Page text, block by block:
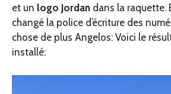
et un logo Jordan dans la raquette.
changé la police d’écriture des
chose de plus Angelos: Voici le
installé: